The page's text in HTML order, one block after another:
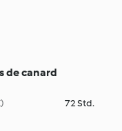
de canard
72 Std.